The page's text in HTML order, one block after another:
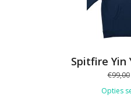
Spitfire Yin
€99,00
Opties